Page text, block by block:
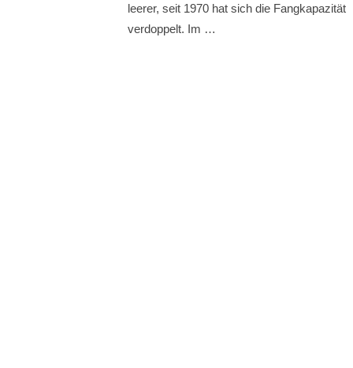
leerer, seit 1970 hat sich die Fangkapazität
verdoppelt. Im …